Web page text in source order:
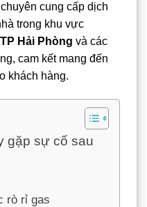
cung cấp dịch
trong khu vực
Hải Phòng và các
cam kết mang đến
khách hàng.
gặp sự cố sau
rò rỉ gas